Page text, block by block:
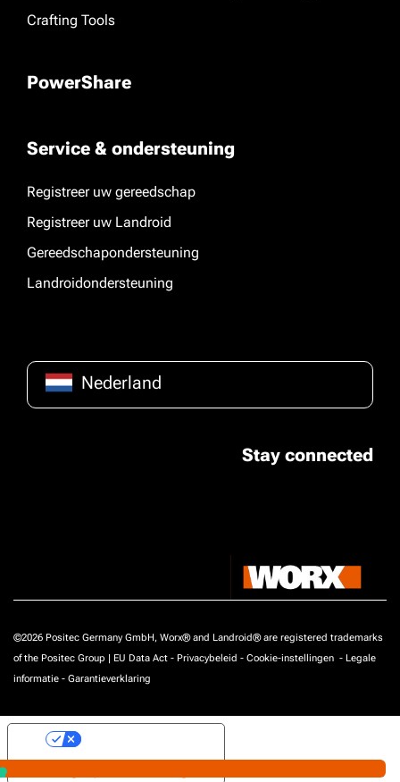
Crafting Tools
PowerShare
Service & ondersteuning
Registreer uw gereedschap
Registreer uw Landroid
Gereedschapondersteuning
Landroidondersteuning
Nederland
Stay connected
©2026 Positec Germany GmbH, Worx® and Landroid® are registered trademarks
of the Positec Group | EU Data Act - Privacybeleid - Cookie-instellingen - Legale
informatie - Garantieverklaring
Uw privacy-opties